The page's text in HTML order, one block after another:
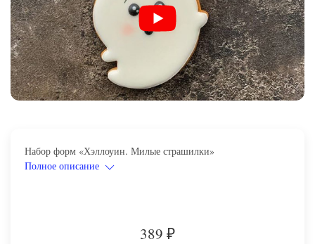
Набор форм «Хэллоуин. Милые страшилки»
Полное описание
389 ₽